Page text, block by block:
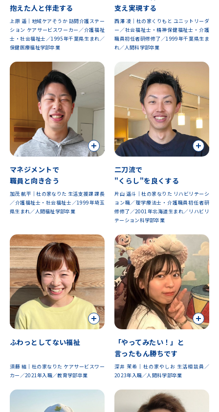
抱えた人と伴走する
上原 遥｜地域ケアそうか 訪問介護ステー
ション ケアサービスワーカー／介護福祉
士・社会福祉士／1995年千葉県生まれ／
保健医療福祉学部卒業
支え実現する
西澤 凌｜杜の家くりもと ユニットリーダ
ー／社会福祉士・精神保健福祉士・介護
職員初任者研修修了／1999年千葉県生ま
れ／人間科学部卒業
マネジメントで
職員と向き合う
加茂 航平｜杜の家なりた 生活支援課 課長
／介護福祉士・社会福祉士／1999年埼玉
県生まれ／人間福祉学部卒業
二刀流で
"くらし"を良くする
片山 遥斗｜杜の家なりた リハビリテーシ
ョン職／理学療法士・介護職員初任者研
修修了／2001年北海道生まれ／リハビリ
テーション科学部卒業
ふわっとしてない福祉
須藤 結｜杜の家なりた ケアサービスワー
カー／2021年入職／教育学部卒業
「やってみたい！」と
言ったもん勝ちです
深井 茉希｜杜の家やしお 生活相談員／
2023年入職／人間科学部卒業